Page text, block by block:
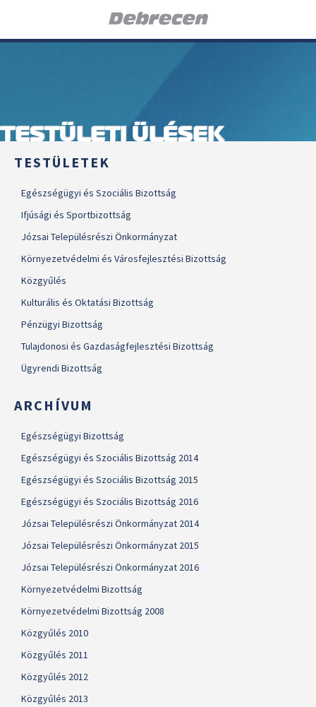
TESTÜLETI ÜLÉSEK
TESTÜLETEK
Egészségügyi és Szociális Bizottság
Ifjúsági és Sportbizottság
Józsai Településrészi Önkormányzat
Környezetvédelmi és Városfejlesztési Bizottság
Közgyűlés
Kulturális és Oktatási Bizottság
Pénzügyi Bizottság
Tulajdonosi és Gazdaságfejlesztési Bizottság
Ügyrendi Bizottság
ARCHÍVUM
Egészségügyi Bizottság
Egészségügyi és Szociális Bizottság 2014
Egészségügyi és Szociális Bizottság 2015
Egészségügyi és Szociális Bizottság 2016
Józsai Településrészi Önkormányzat 2014
Józsai Településrészi Önkormányzat 2015
Józsai Településrészi Önkormányzat 2016
Környezetvédelmi Bizottság
Környezetvédelmi Bizottság 2008
Közgyűlés 2010
Közgyűlés 2011
Közgyűlés 2012
Közgyűlés 2013